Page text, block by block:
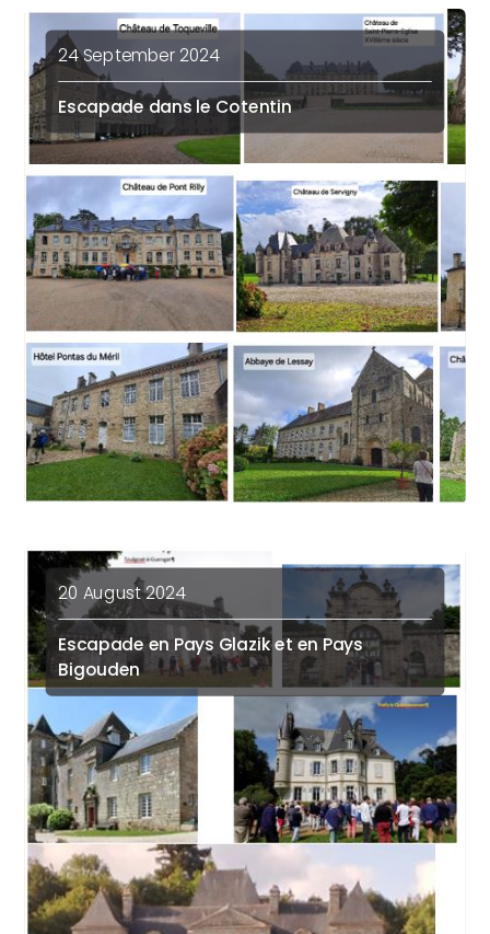
24 September 2024
Escapade dans le Cotentin
20 August 2024
Escapade en Pays Glazik et en Pays
Bigouden